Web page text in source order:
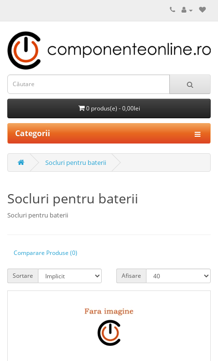
0 produs(e) - 0,00lei
Categorii
Socluri pentru baterii
Socluri pentru baterii
Socluri pentru baterii
Comparare Produse (0)
Sortare Afisare